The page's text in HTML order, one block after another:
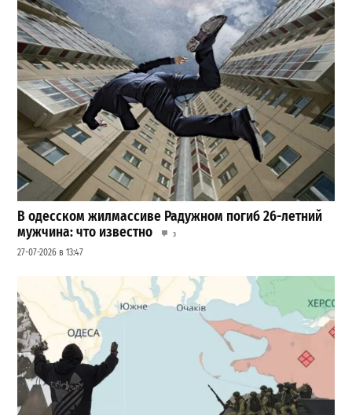
В одесском жилмассиве Радужном погиб 26-летний
мужчина: что известно
3
27-07-2026 в 13:47